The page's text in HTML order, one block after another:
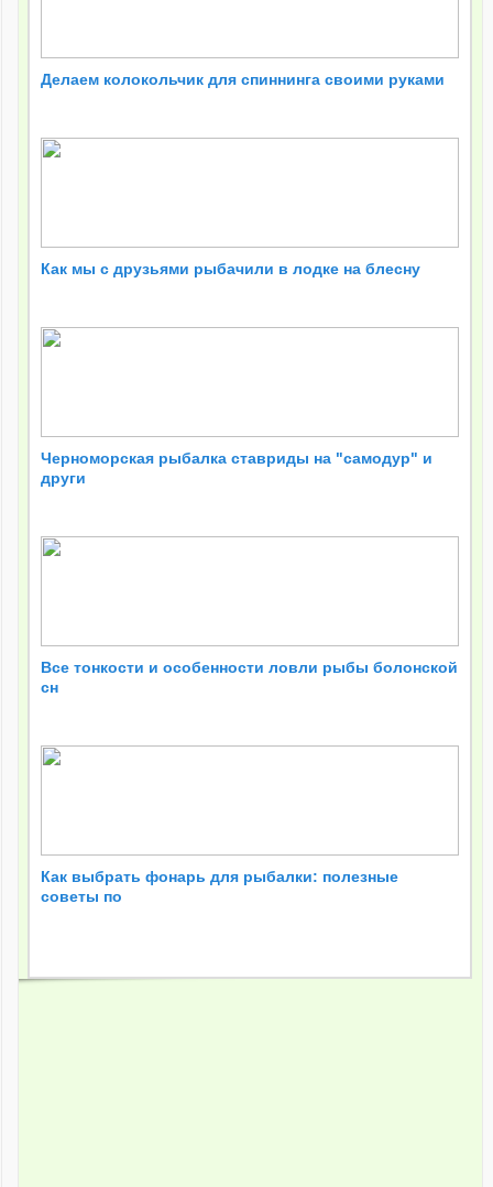
Делаем колокольчик для спиннинга своими руками
Как мы с друзьями рыбачили в лодке на блесну
Черноморская рыбалка ставриды на "самодур" и
други
Все тонкости и особенности ловли рыбы болонской
сн
Как выбрать фонарь для рыбалки: полезные
советы по